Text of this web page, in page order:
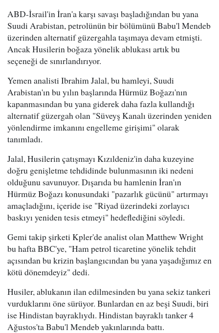
ABD-İsrail'in İran'a karşı savaşı başladığından bu yana
Suudi Arabistan, petrolünün bir bölümünü Babu'l Mendeb
üzerinden alternatif güzergahla taşımaya devam etmişti.
Ancak Husilerin boğaza yönelik ablukası artık bu
seçeneği de sınırlandırıyor.
Yemen analisti Ibrahim Jalal, bu hamleyi, Suudi
Arabistan'ın bu yılın başlarında Hürmüz Boğazı'nın
kapanmasından bu yana giderek daha fazla kullandığı
alternatif güzergah olan "Süveyş Kanalı üzerinden yeniden
yönlendirme imkanını engelleme girişimi" olarak
tanımladı.
Jalal, Husilerin çatışmayı Kızıldeniz'in daha kuzeyine
doğru genişletme tehdidinde bulunmasının iki nedeni
olduğunu savunuyor. Dışarıda bu hamlenin İran'ın
Hürmüz Boğazı konusundaki "pazarlık gücünü" artırmayı
amaçladığını, içeride ise "Riyad üzerindeki zorlayıcı
baskıyı yeniden tesis etmeyi" hedeflediğini söyledi.
Gemi takip şirketi Kpler'de analist olan Matthew Wright
bu hafta BBC'ye, "Ham petrol ticaretine yönelik tehdit
açısından bu krizin başlangıcından bu yana yaşadığımız en
kötü dönemdeyiz" dedi.
Husiler, ablukanın ilan edilmesinden bu yana sekiz tankeri
vurduklarını öne sürüyor. Bunlardan en az beşi Suudi, biri
ise Hindistan bayraklıydı. Hindistan bayraklı tanker 4
Ağustos'ta Babu'l Mendeb yakınlarında battı.